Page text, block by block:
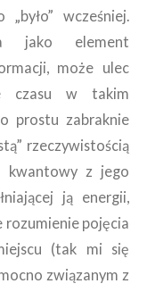
wcześniej.
jako element
może ulec
czasu w takim
prostu zabraknie
rzeczywistością
kwantowy z jego
ją energii,
rozumienie pojęcia
(tak mi się
związanym z